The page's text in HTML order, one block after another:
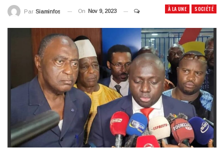
À LA UNE SOCIÉTÉ
Par Siaminfos On Nov 9, 2023